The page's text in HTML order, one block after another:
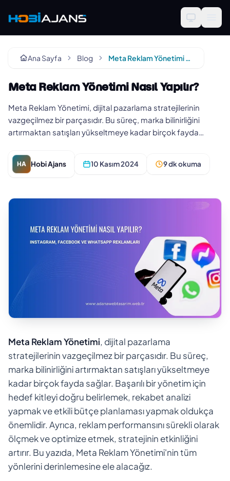
Ana Sayfa Blog Meta Reklam Yönetimi Nasıl Yapılır?
Meta Reklam Yönetimi Nasıl Yapılır?
Meta Reklam Yönetimi, dijital pazarlama stratejilerinin
vazgeçilmez bir parçasıdır. Bu süreç, marka bilinirliğini
artırmaktan satışları yükseltmeye kadar birçok fayda
HA Hobi Ajans 10 Kasım 2024 9 dk okuma
Meta Reklam Yönetimi, dijital pazarlama
stratejilerinin vazgeçilmez bir parçasıdır. Bu süreç,
marka bilinirliğini artırmaktan satışları yükseltmeye
kadar birçok fayda sağlar. Başarılı bir yönetim için
hedef kitleyi doğru belirlemek, rekabet analizi
yapmak ve etkili bütçe planlaması yapmak oldukça
önemlidir. Ayrıca, reklam performansını sürekli olarak
ölçmek ve optimize etmek, stratejinin etkinliğini
artırır. Bu yazıda, Meta Reklam Yönetimi'nin tüm
yönlerini derinlemesine ele alacağız.